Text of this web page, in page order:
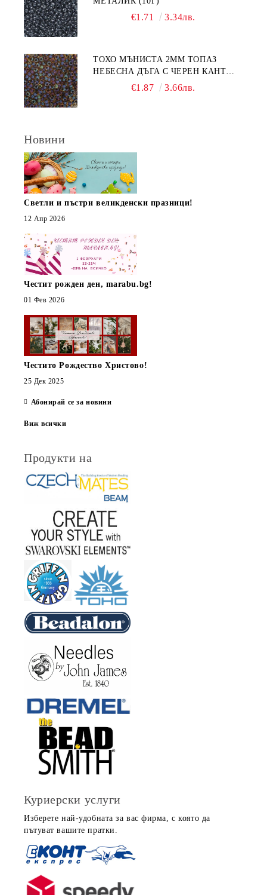
€1.71 3.34лв.
ТОХО МЪНИСТА 2ММ ТОПАЗ
НЕБЕСНА ДЪГА С ЧЕРЕН КАНТ
€1.87 3.66лв.
Новини
Светли и пъстри великденски празници!
12 Апр 2026
Честит рожден ден, marabu.bg!
01 Фев 2026
Честито Рождество Христово!
25 Дек 2025
Абонирай се за новини
Виж всички
Продукти на
Куриерски услуги
Изберете най-удобната за вас фирма, с която да
пътуват вашите пратки.